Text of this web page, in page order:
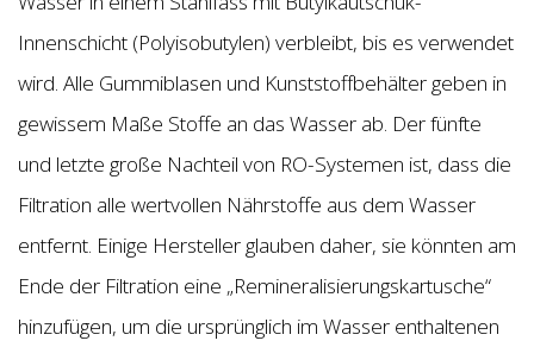
Innenschicht (Polyisobutylen) verbleibt, bis es verwendet
wird. Alle Gummiblasen und Kunststoffbehälter geben in
gewissem Maße Stoffe an das Wasser ab. Der fünfte
und letzte große Nachteil von RO-Systemen ist, dass die
Filtration alle wertvollen Nährstoffe aus dem Wasser
entfernt. Einige Hersteller glauben daher, sie könnten am
Ende der Filtration eine „Remineralisierungskartusche“
hinzufügen, um die ursprünglich im Wasser enthaltenen